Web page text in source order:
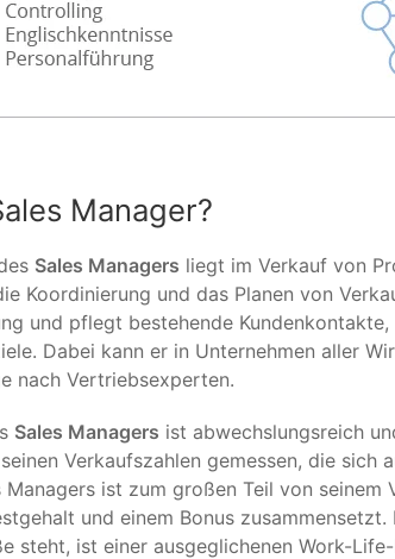
Manager?
Sales Managers liegt im Verkauf von
Koordinierung und das Planen von
und pflegt bestehende
Dabei kann er in Unternehmen aller
nach Vertriebsexperten.
Sales Managers ist abwechslungsreich
Verkaufszahlen gemessen, die sich
Managers ist zum großen Teil von
und einem Bonus
steht, ist einer ausgeglichenen Work-